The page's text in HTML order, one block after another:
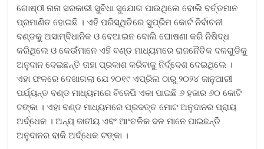
ଗୋଷ୍ଠୀ ନାନା ସରକାରୀ ସୁବିଧା ସୁଯୋଗ ପାଉଥିଲେ ବୋଲି ବର୍ତ୍ତମାନ
ପ୍ରମାଣିତ ହୋଇଛି । ଏହି ପରିସ୍ଥିତିରେ ସୁପ୍ରିମ କୋର୍ଟ ନିର୍ବାଚନୀ
ବଣ୍ଡକୁ ଅସାମ୍ବିଧାନିକ ଓ ବେଆଇନ ବୋଲି ଘୋଷଣା କରି ନିଷିଦ୍ଧ
କରିଥିଲେ ଓ କେଉଁମାନେ ଏହି ବଣ୍ଡ ମାଧ୍ୟମରେ ରାଜନୈତିକ ଦଳଗୁଡିକୁ
ଅନୁଦାନ ଦେଇଛନ୍ତି ତାହା ପ୍ରକାଶ କରିବାକୁ ନିର୍ଦ୍ଦେଶ ଦେଇଥିଲେ ।
ଏହା ଫଳରେ ଦେଖାଗଲା ଯେ ୨୦୧୯ ଏପ୍ରିଲ ଠାରୁ ୨୦୨୪ ଜାନୁଆରୀ
ପର୍ଯ୍ୟନ୍ତ ବଣ୍ଡ ମାଧ୍ୟମରେ ବିଜେପି ଏକା ପାଇଛି ୬ ହଜାର ୬୦ କୋଟି
ଟଙ୍କା । ଏହା ବଣ୍ଡ ମାଧ୍ୟମରେ ପ୍ରଦତ୍ତ ମୋଟ ଅନୁଦାନର ପ୍ରାୟ
ଅର୍ଦ୍ଧେକ । ଅନ୍ୟ ଜାତୀୟ ଏବଂ ଆଂଚଳିକ ଦଳ ମାନେ ପାଇଛନ୍ତି
ଅନୁଦାନର ବାକି ଅର୍ଦ୍ଧେକ ଟଙ୍କା ।